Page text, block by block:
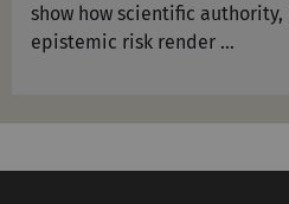
show how scientific
epistemic risk render …